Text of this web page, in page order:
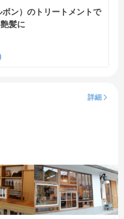
ン）のトリートメントで
髪に
詳細